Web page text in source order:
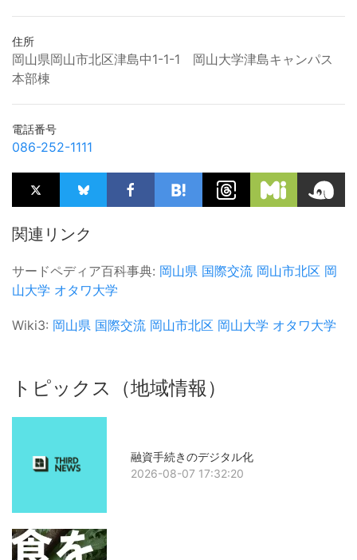
住所
岡山県岡山市北区津島中1-1-1 岡山大学津島キャンパス
本部棟
電話番号
086-252-1111
関連リンク
サードペディア百科事典: 岡山県 国際交流 岡山市北区 岡
山大学 オタワ大学
Wiki3: 岡山県 国際交流 岡山市北区 岡山大学 オタワ大学
トピックス（地域情報）
融資手続きのデジタル化
2026-08-07 17:32:20